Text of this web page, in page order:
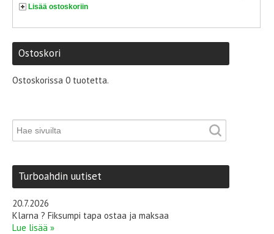
Lisää ostoskoriin
Ostoskori
Ostoskorissa 0 tuotetta.
Turboahdin uutiset
20.7.2026
Klarna ? Fiksumpi tapa ostaa ja maksaa
Lue lisää »